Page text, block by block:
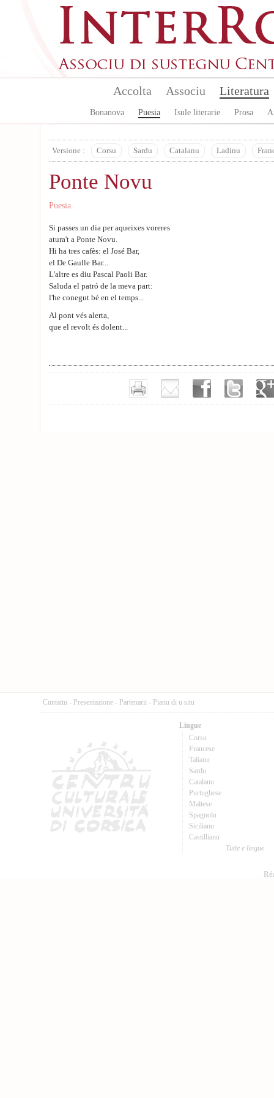
Accolta Associu Literatura
Bonanova Puesia Isule literarie Prosa
Versione : Corsu Sardu Catalanu Ladinu
Ponte Novu
Puesia
Si passes un dia per aqueixes voreres
atura't a Ponte Novu.
Hi ha tres cafès: el José Bar,
el De Gaulle Bar...
L'altre es diu Pascal Paoli Bar.
Saluda el patró de la meva part:
l'he conegut bé en el temps...
Al pont vés alerta,
que el revolt és dolent...
Cuntattu - Presentazione - Partenarii - Pianu di u situ
Lingue
Corsu
Francese
Talianu
Sardu
Catalanu
Purtughese
Maltese
Spagnolu
Sicilianu
Castillianu
Tutte e lingue